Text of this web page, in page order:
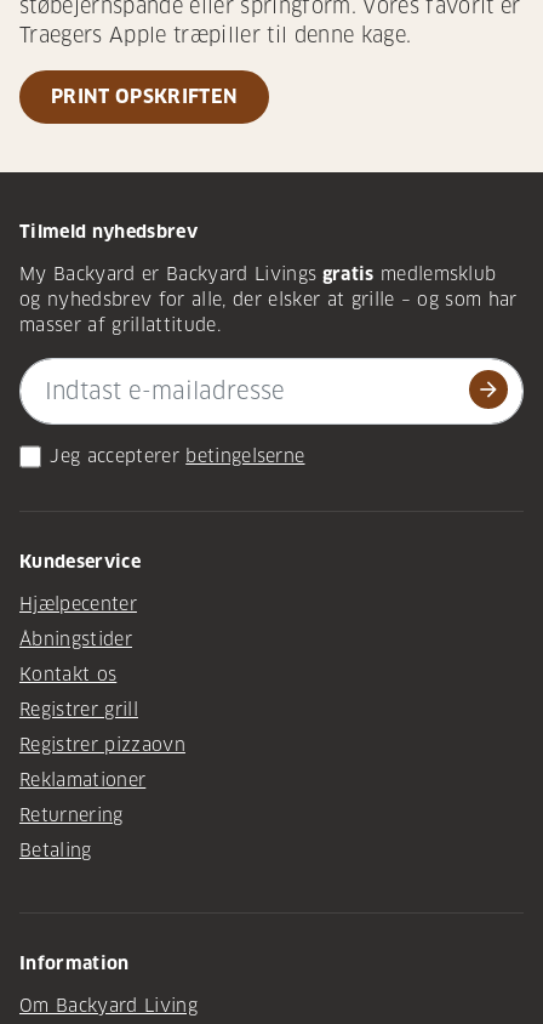
støbejernspande eller springform. Vores favorit er
Traegers Apple træpiller til denne kage.
PRINT OPSKRIFTEN
Tilmeld nyhedsbrev
My Backyard er Backyard Livings gratis medlemsklub
og nyhedsbrev for alle, der elsker at grille – og som har
masser af grillattitude.
arrow_forward
Jeg accepterer betingelserne
Kundeservice
Hjælpecenter
Åbningstider
Kontakt os
Registrer grill
Registrer pizzaovn
Reklamationer
Returnering
Betaling
Information
Om Backyard Living